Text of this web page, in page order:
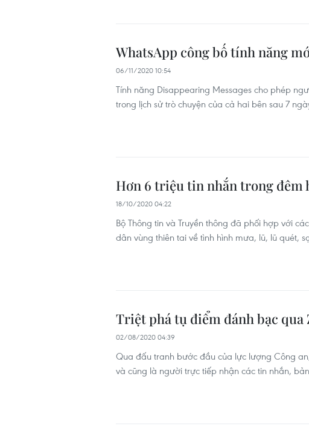
WhatsApp công bố tính năng
06/11/2020 10:54
Tính năng Disappearing Messages cho phép
trong lịch sử trò chuyện của cả hai bên sau 7
Hơn 6 triệu tin nhắn trong đêm
18/10/2020 04:22
Bộ Thông tin và Truyền thông đã phối hợp với
dân vùng thiên tai về tình hình mưa, lũ, lũ quét,
Triệt phá tụ điểm đánh bạc
02/08/2020 04:39
Qua đấu tranh bước đầu của lực lượng Công
và cũng là người trực tiếp nhận các tin nhắn,